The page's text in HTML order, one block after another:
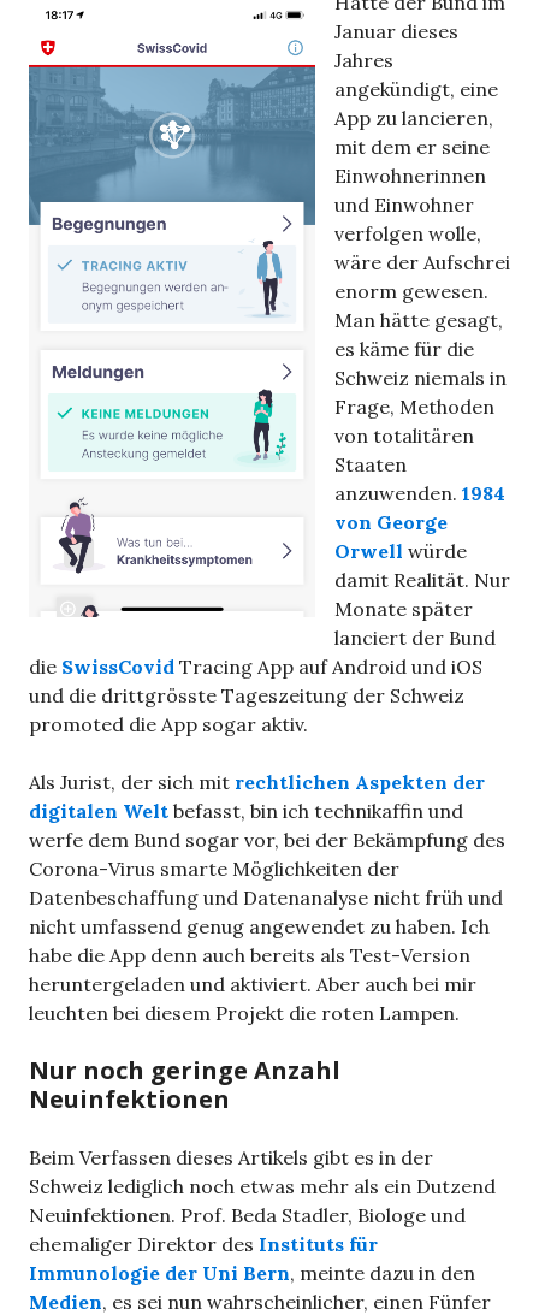
Januar dieses
Jahres
angekündigt, eine
App zu lancieren,
mit dem er seine
Einwohnerinnen
und Einwohner
verfolgen wolle,
wäre der Aufschrei
enorm gewesen.
Man hätte gesagt,
es käme für die
Schweiz niemals in
Frage, Methoden
von totalitären
Staaten
anzuwenden. 1984
von George
Orwell würde
damit Realität. Nur
Monate später
lanciert der Bund
die SwissCovid Tracing App auf Android und iOS
und die drittgrösste Tageszeitung der Schweiz
promoted die App sogar aktiv.
Als Jurist, der sich mit rechtlichen Aspekten der
digitalen Welt befasst, bin ich technikaffin und
werfe dem Bund sogar vor, bei der Bekämpfung des
Corona-Virus smarte Möglichkeiten der
Datenbeschaffung und Datenanalyse nicht früh und
nicht umfassend genug angewendet zu haben. Ich
habe die App denn auch bereits als Test-Version
heruntergeladen und aktiviert. Aber auch bei mir
leuchten bei diesem Projekt die roten Lampen.
Nur noch geringe Anzahl
Neuinfektionen
Beim Verfassen dieses Artikels gibt es in der
Schweiz lediglich noch etwas mehr als ein Dutzend
Neuinfektionen. Prof. Beda Stadler, Biologe und
ehemaliger Direktor des Instituts für
Immunologie der Uni Bern, meinte dazu in den
Medien, es sei nun wahrscheinlicher, einen Fünfer